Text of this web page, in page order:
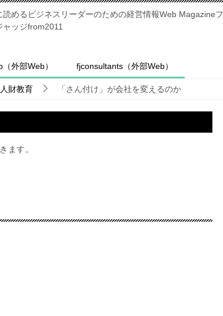
読めるビジネスリーダーのための経営情報Web Magazineフ
ャッジfrom2011
外部Web） fjconsultants（外部Web）
人財教育 「さん付け」が会社を変えるのか
ます。